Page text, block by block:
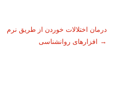
ناوبری
نوشته
درمان اختلالات خوردن از طریق نرم
افزارهای روانشناسی →